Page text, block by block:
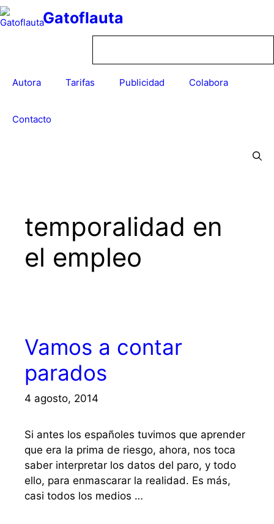
Saltar
al
Gatoflauta
Autora Tarifas Publicidad Colabora
Contacto
temporalidad en
el empleo
Vamos a contar
parados
4 agosto, 2014
Si antes los españoles tuvimos que aprender
que era la prima de riesgo, ahora, nos toca
saber interpretar los datos del paro, y todo
ello, para enmascarar la realidad. Es más,
casi todos los medios …